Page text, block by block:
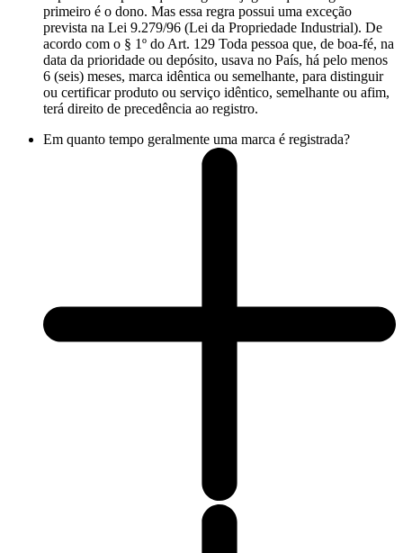
primeiro é o dono. Mas essa regra possui uma exceção
prevista na Lei 9.279/96 (Lei da Propriedade Industrial). De
acordo com o § 1º do Art. 129 Toda pessoa que, de boa-fé, na
data da prioridade ou depósito, usava no País, há pelo menos
6 (seis) meses, marca idêntica ou semelhante, para distinguir
ou certificar produto ou serviço idêntico, semelhante ou afim,
terá direito de precedência ao registro.
Em quanto tempo geralmente uma marca é registrada?